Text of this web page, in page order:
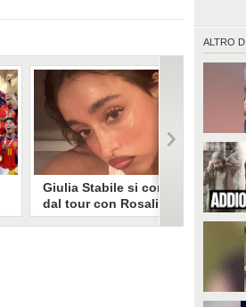
ALTRO DI
Giulia Stabile si confessa
dal tour con Rosalia: "Non
sono stata bene, costretta
ballo di Rosalia, Giulia Stabile si è